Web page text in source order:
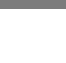
À 07H01